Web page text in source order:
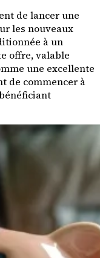
de lancer une
les nouveaux
à un
offre, valable
une excellente
de commencer à